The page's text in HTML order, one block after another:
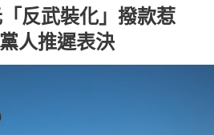
反武裝化」撥款惹
人推遲表決